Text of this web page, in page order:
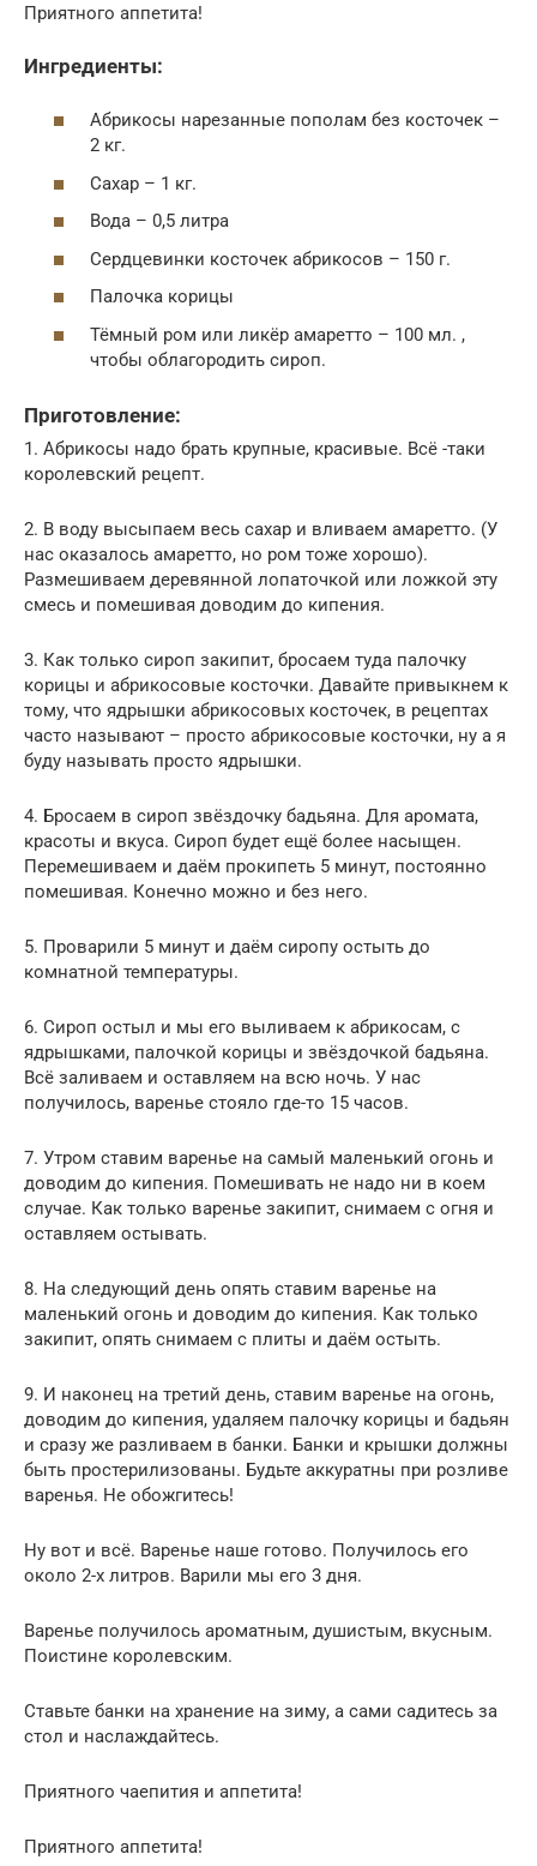
Приятного аппетита!
Ингредиенты:
Абрикосы нарезанные пополам без косточек –
2 кг.
Сахар – 1 кг.
Вода – 0,5 литра
Сердцевинки косточек абрикосов – 150 г.
Палочка корицы
Тёмный ром или ликёр амаретто – 100 мл. ,
чтобы облагородить сироп.
Приготовление:
1. Абрикосы надо брать крупные, красивые. Всё -таки
королевский рецепт.
2. В воду высыпаем весь сахар и вливаем амаретто. (У
нас оказалось амаретто, но ром тоже хорошо).
Размешиваем деревянной лопаточкой или ложкой эту
смесь и помешивая доводим до кипения.
3. Как только сироп закипит, бросаем туда палочку
корицы и абрикосовые косточки. Давайте привыкнем к
тому, что ядрышки абрикосовых косточек, в рецептах
часто называют – просто абрикосовые косточки, ну а я
буду называть просто ядрышки.
4. Бросаем в сироп звёздочку бадьяна. Для аромата,
красоты и вкуса. Сироп будет ещё более насыщен.
Перемешиваем и даём прокипеть 5 минут, постоянно
помешивая. Конечно можно и без него.
5. Проварили 5 минут и даём сиропу остыть до
комнатной температуры.
6. Сироп остыл и мы его выливаем к абрикосам, с
ядрышками, палочкой корицы и звёздочкой бадьяна.
Всё заливаем и оставляем на всю ночь. У нас
получилось, варенье стояло где-то 15 часов.
7. Утром ставим варенье на самый маленький огонь и
доводим до кипения. Помешивать не надо ни в коем
случае. Как только варенье закипит, снимаем с огня и
оставляем остывать.
8. На следующий день опять ставим варенье на
маленький огонь и доводим до кипения. Как только
закипит, опять снимаем с плиты и даём остыть.
9. И наконец на третий день, ставим варенье на огонь,
доводим до кипения, удаляем палочку корицы и бадьян
и сразу же разливаем в банки. Банки и крышки должны
быть простерилизованы. Будьте аккуратны при розливе
варенья. Не обожгитесь!
Ну вот и всё. Варенье наше готово. Получилось его
около 2-х литров. Варили мы его 3 дня.
Варенье получилось ароматным, душистым, вкусным.
Поистине королевским.
Ставьте банки на хранение на зиму, а сами садитесь за
стол и наслаждайтесь.
Приятного чаепития и аппетита!
Приятного аппетита!